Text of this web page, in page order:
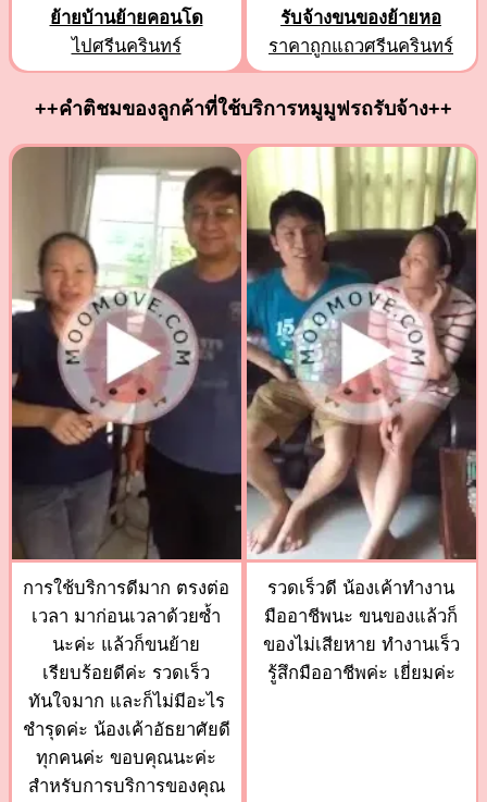
ย้ายบ้านย้ายคอนโด
ไปศรีนครินทร์
รับจ้างขนของย้ายหอ
ราคาถูกแถวศรีนครินทร์
++คำติชมของลูกค้าที่ใช้บริการหมูมูฟรถรับจ้าง++
การใช้บริการดีมาก ตรงต่อ
เวลา มาก่อนเวลาด้วยซ้ำ
นะค่ะ แล้วก็ขนย้าย
เรียบร้อยดีค่ะ รวดเร็ว
ทันใจมาก และก็ไม่มีอะไร
ชำรุดค่ะ น้องเค้าอัธยาศัยดี
ทุกคนค่ะ ขอบคุณนะค่ะ
สำหรับการบริการของคุณ
รวดเร็วดี น้องเค้าทำงาน
มืออาชีพนะ ขนของแล้วก็
ของไม่เสียหาย ทำงานเร็ว
รู้สึกมืออาชีพค่ะ เยี่ยมค่ะ